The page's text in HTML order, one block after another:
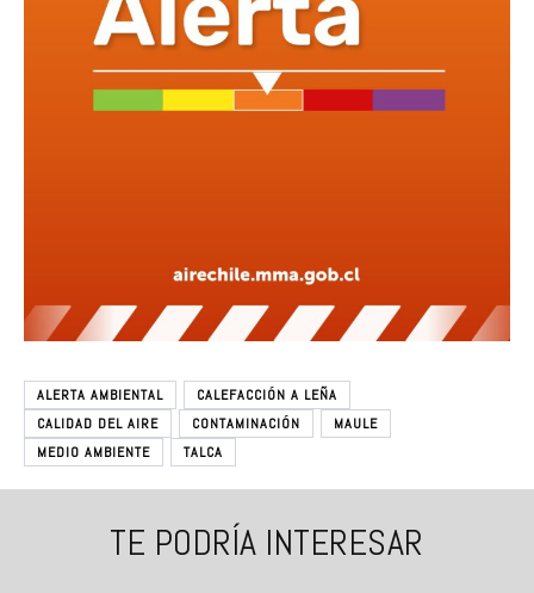
ALERTA AMBIENTAL
CALEFACCIÓN A LEÑA
CALIDAD DEL AIRE
CONTAMINACIÓN
MAULE
MEDIO AMBIENTE
TALCA
TE PODRÍA INTERESAR